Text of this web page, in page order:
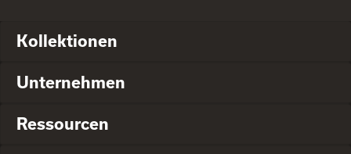
Kollektionen
Unternehmen
Ressourcen